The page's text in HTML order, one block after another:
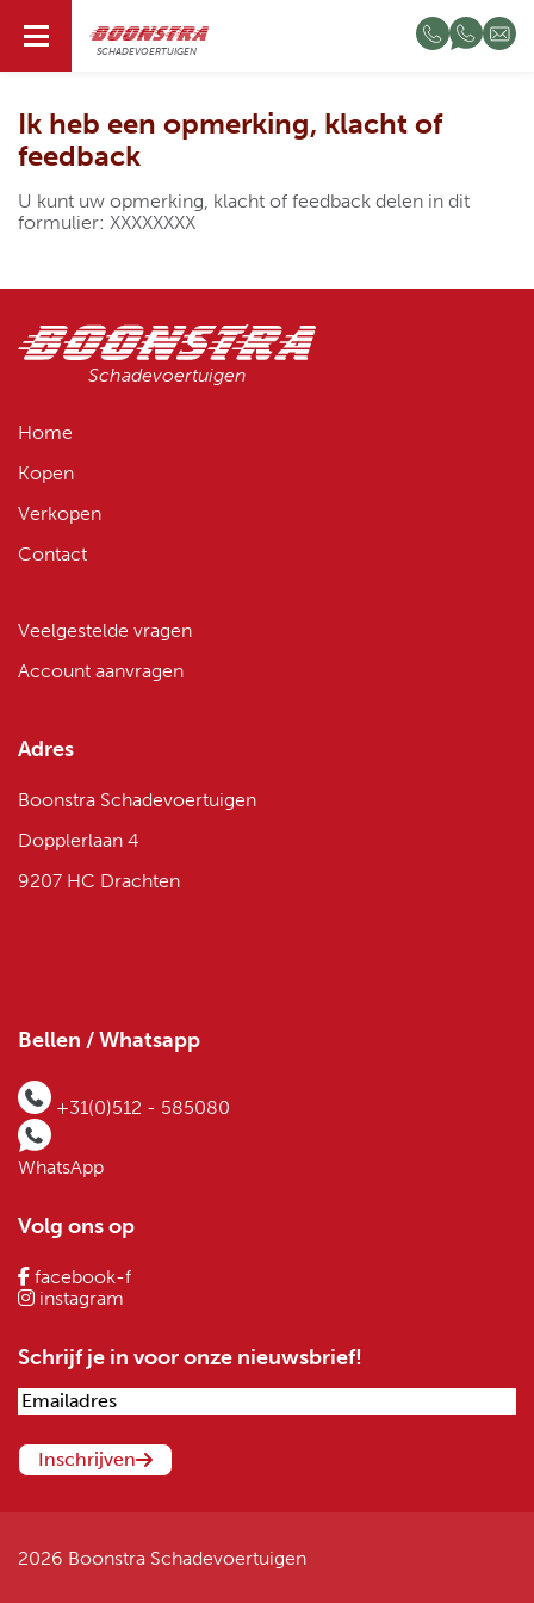
SCHADEVOERTUIGEN
NL
Ik heb een opmerking, klacht of
feedback
U kunt uw opmerking, klacht of feedback delen in dit
formulier: XXXXXXXX
Schadevoertuigen
Home
Kopen
Verkopen
Contact
Veelgestelde vragen
Account aanvragen
Adres
Boonstra Schadevoertuigen
Dopplerlaan 4
9207 HC Drachten
Bellen / Whatsapp
+31(0)512 - 585080
WhatsApp
Volg ons op
facebook-f
instagram
Schrijf je in voor onze nieuwsbrief!
2026 Boonstra Schadevoertuigen